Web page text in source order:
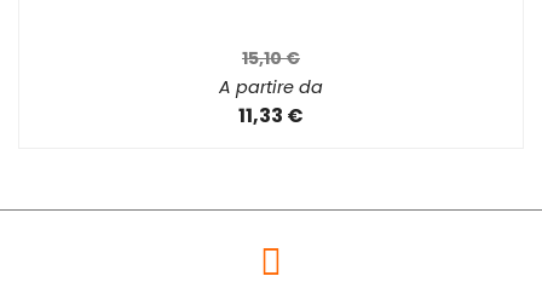
15,10 €
A partire da
11,33 €